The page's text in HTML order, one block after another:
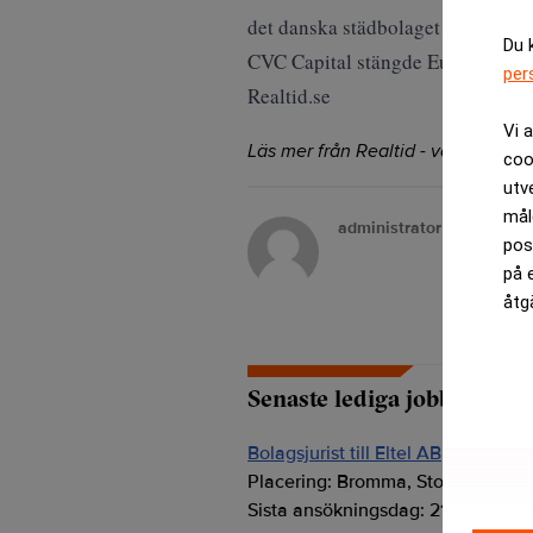
Du
Vi
på
det danska städbolaget ISS som
CVC Capital stängde Europas
Realtid.se
Läs mer från Realtid - vårt
administrator
Senaste lediga jobben
Bolagsjurist till Eltel AB
Placering: Bromma, Stockholm
Sista ansökningsdag: 21/08/2026